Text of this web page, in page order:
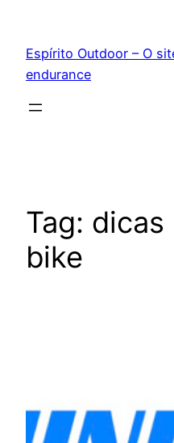
conteúdo
Espírito Outdoor – O
endurance
Tag: dicas
bike